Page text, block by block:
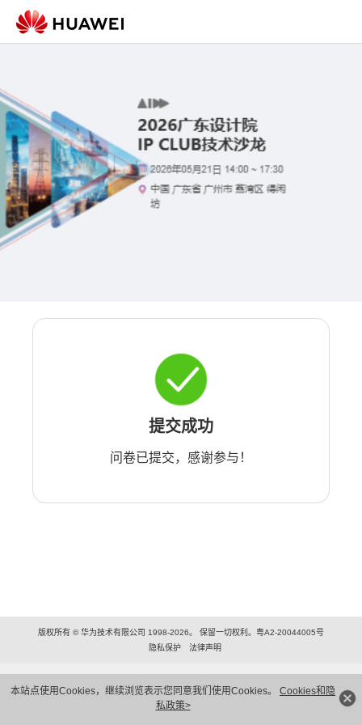
本站点使用Cookies，继续浏览表示您同意我们使用Cookies。 Cookies和隐
私政策>
提交成功
问卷已提交，感谢参与！
版权所有 © 华为技术有限公司 1998-2026。 保留一切权利。粤A2-20044005号
隐私保护
法律声明